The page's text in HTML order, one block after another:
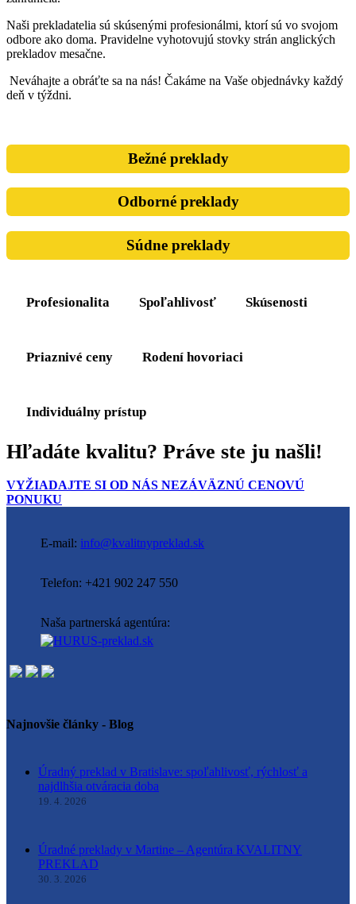
Naši prekladatelia sú skúsenými profesionálmi, ktorí sú vo svojom
odbore ako doma. Pravidelne vyhotovujú stovky strán anglických
prekladov mesačne.
Neváhajte a obráťte sa na nás! Čakáme na Vaše objednávky každý
deň v týždni.
Bežné preklady
Odborné preklady
Súdne preklady
Profesionalita Spoľahlivosť Skúsenosti
Priaznivé ceny Rodení hovoriaci
Individuálny prístup
Hľadáte kvalitu? Práve ste ju našli!
VYŽIADAJTE SI OD NÁS NEZÁVÄZNÚ CENOVÚ
PONUKU
E-mail: info@kvalitnypreklad.sk
Telefon: +421 902 247 550
Naša partnerská agentúra:
Najnovšie články - Blog
Úradný preklad v Bratislave: spoľahlivosť, rýchlosť a
najdlhšia otváracia doba
19. 4. 2026
Úradné preklady v Martine – Agentúra KVALITNY
PREKLAD
30. 3. 2026